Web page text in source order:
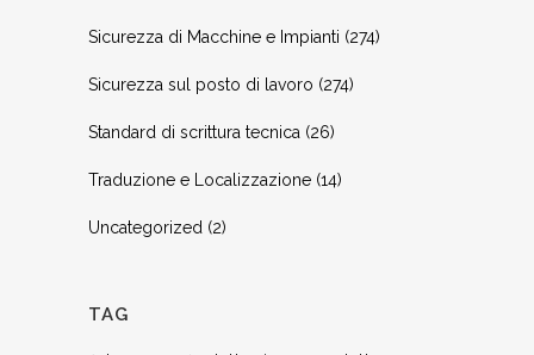
Sicurezza di Macchine e Impianti (274)
Sicurezza sul posto di lavoro (274)
Standard di scrittura tecnica (26)
Traduzione e Localizzazione (14)
Uncategorized (2)
TAG